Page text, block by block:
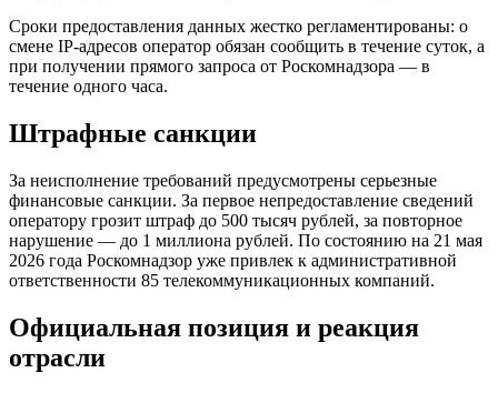
Сроки предоставления данных жестко регламентированы: о
смене IP-адресов оператор обязан сообщить в течение суток, а
при получении прямого запроса от Роскомнадзора — в
течение одного часа.
Штрафные санкции
За неисполнение требований предусмотрены серьезные
финансовые санкции. За первое непредоставление сведений
оператору грозит штраф до 500 тысяч рублей, за повторное
нарушение — до 1 миллиона рублей. По состоянию на 21 мая
2026 года Роскомнадзор уже привлек к административной
ответственности 85 телекоммуникационных компаний.
Официальная позиция и реакция
отрасли